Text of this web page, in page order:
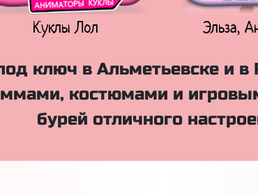
Куклы Лол Эльза,
ключ в Альметьевске и в
костюмами и
бурей отличного